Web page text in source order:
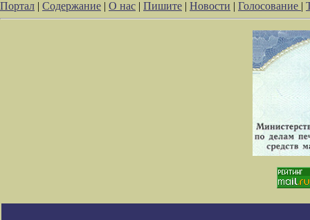
Портал | Содержание | О нас | Пишите | Новости | Голосование |